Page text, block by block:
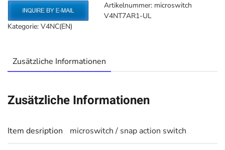
Artikelnummer: microswitch
V4NT7AR1-UL
Kategorie: V4NC(EN)
Zusätzliche Informationen
Zusätzliche Informationen
Item desription microswitch / snap action switch